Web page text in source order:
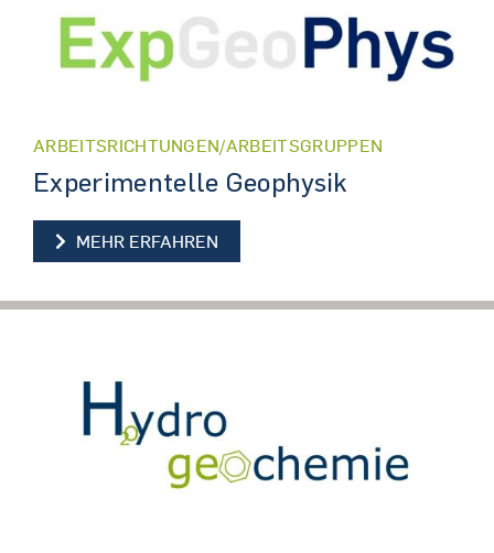
ARBEITSRICHTUNGEN/ARBEITSGRUPPEN
Experimentelle Geophysik
MEHR ERFAHREN